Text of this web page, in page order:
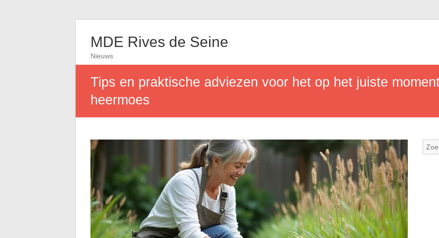
MDE Rives de Seine
Nieuws
Tips en praktische adviezen voor het op het juiste
heermoes